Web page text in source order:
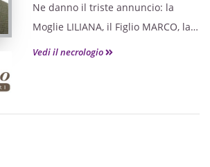
Ne danno il triste annuncio: la
Moglie LILIANA, il Figlio MARCO, la
Sorella ANNA, la Cognata
Vedi il necrologio